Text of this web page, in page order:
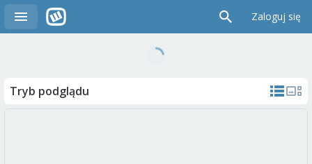
Zaloguj się
Tryb podglądu